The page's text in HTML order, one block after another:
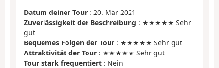
Datum deiner Tour : 20. Mär 2021
Zuverlässigkeit der Beschreibung : ★★★★★ Sehr
gut
Bequemes Folgen der Tour : ★★★★★ Sehr gut
Attraktivität der Tour : ★★★★★ Sehr gut
Tour stark frequentiert : Nein